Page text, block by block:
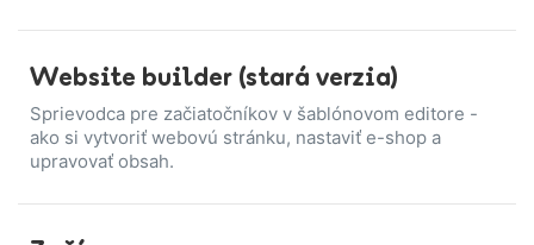
Website builder (stará verzia)
Sprievodca pre začiatočníkov v šablónovom editore -
ako si vytvoriť webovú stránku, nastaviť e-shop a
upravovať obsah.